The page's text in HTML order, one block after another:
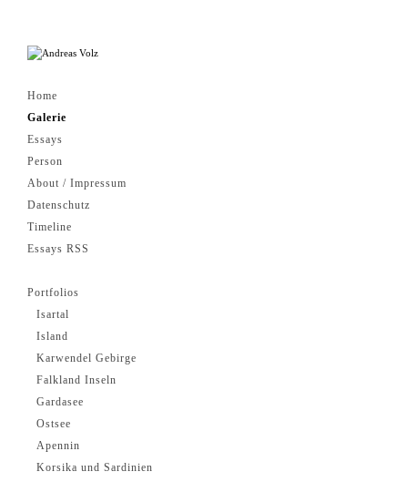
Home
Galerie
Essays
Person
About / Impressum
Datenschutz
Timeline
Essays RSS
Portfolios
Isartal
Island
Karwendel Gebirge
Falkland Inseln
Gardasee
Ostsee
Apennin
Korsika und Sardinien